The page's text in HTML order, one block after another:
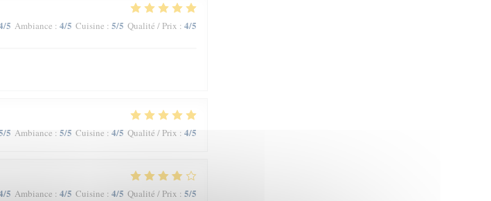
/5 Ambiance : 4/5 Cuisine : 5/5 Qualité / Prix : 4/5
/5 Ambiance : 5/5 Cuisine : 4/5 Qualité / Prix : 4/5
/5 Ambiance : 4/5 Cuisine : 4/5 Qualité / Prix : 5/5